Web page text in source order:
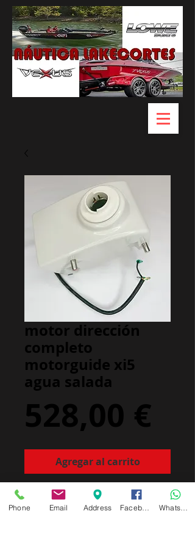
motor dirección
completo
motorguide xi5
agua salada
528,00 €
Agregar al carrito
Motor Guide Xi5 Saltwater (12, 24 &
36 Volt)
Phone Email Address